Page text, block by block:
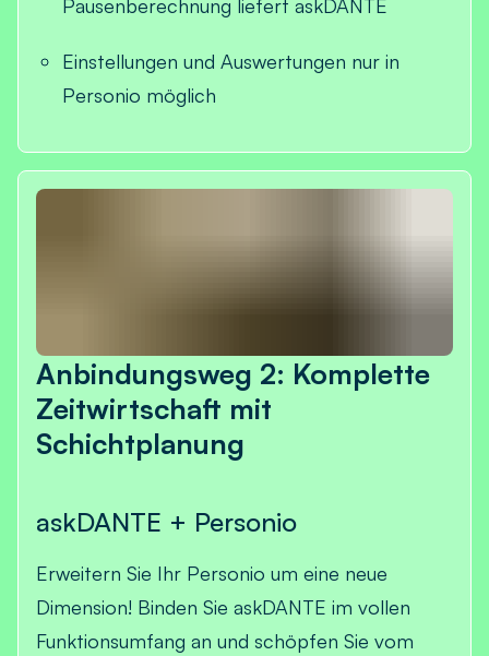
Pausenberechnung liefert askDANTE
Einstellungen und Auswertungen nur in
Personio möglich
Anbindungsweg 2: Komplette
Zeitwirtschaft mit
Schichtplanung
askDANTE + Personio
Erweitern Sie Ihr Personio um eine neue
Dimension! Binden Sie askDANTE im vollen
Funktionsumfang an und schöpfen Sie vom